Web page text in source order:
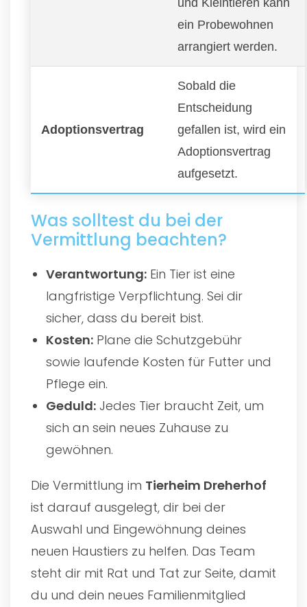
ein Probewohnen
arrangiert werden.
Adoptionsvertrag
Sobald die
Entscheidung
gefallen ist, wird ein
Adoptionsvertrag
aufgesetzt.
Was solltest du bei der
Vermittlung beachten?
Verantwortung: Ein Tier ist eine
langfristige Verpflichtung. Sei dir
sicher, dass du bereit bist.
Kosten: Plane die Schutzgebühr
sowie laufende Kosten für Futter und
Pflege ein.
Geduld: Jedes Tier braucht Zeit, um
sich an sein neues Zuhause zu
gewöhnen.
Die Vermittlung im Tierheim Dreherhof
ist darauf ausgelegt, dir bei der
Auswahl und Eingewöhnung deines
neuen Haustiers zu helfen. Das Team
steht dir mit Rat und Tat zur Seite, damit
du und dein neues Familienmitglied